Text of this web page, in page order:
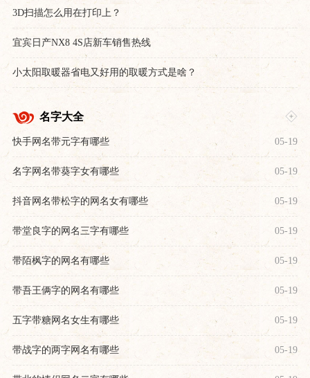
3D扫描怎么用在打印上？
宜宾日产NX8 4S店新车销售热线
小太阳取暖器省电又好用的取暖方式是啥？
名字大全
快手网名带元字有哪些 05-19
名字网名带葵字女有哪些 05-19
抖音网名带松字的网名女有哪些 05-19
带堂良字的网名三字有哪些 05-19
带陌枫字的网名有哪些 05-19
带吾王俩字的网名有哪些 05-19
五字带糖网名女生有哪些 05-19
带战字的两字网名有哪些 05-19